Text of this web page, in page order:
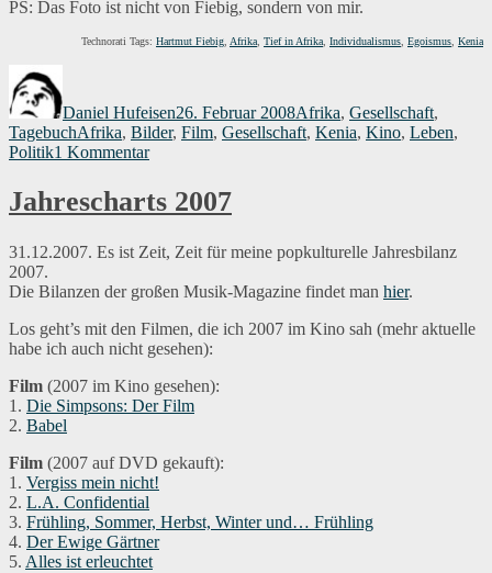
PS: Das Foto ist nicht von Fiebig, sondern von mir.
Technorati Tags: Hartmut Fiebig Afrika Tief in Afrika Individualismus Egoismus Kenia
Daniel Hufeisen26. Februar 2008Afrika, Gesellschaft,
TagebuchSchlagwörter
Afrika, Bilder, Film, Gesellschaft, Kenia, Kino, Leben,
Politik1 Kommentarzu
in
Afrika
Jahrescharts 2007
31.12.2007. Es ist Zeit, Zeit für meine popkulturelle Jahresbilanz
2007.
Die Bilanzen der großen Musik-Magazine findet man hier.
Los geht’s mit den Filmen, die ich 2007 im Kino sah (mehr aktuelle
habe ich auch nicht gesehen):
Film (2007 im Kino gesehen):
1. Die Simpsons: Der Film
2. Babel
Film (2007 auf DVD gekauft):
1. Vergiss mein nicht!
2. L.A. Confidential
3. Frühling, Sommer, Herbst, Winter und… Frühling
4. Der Ewige Gärtner
5. Alles ist erleuchtet